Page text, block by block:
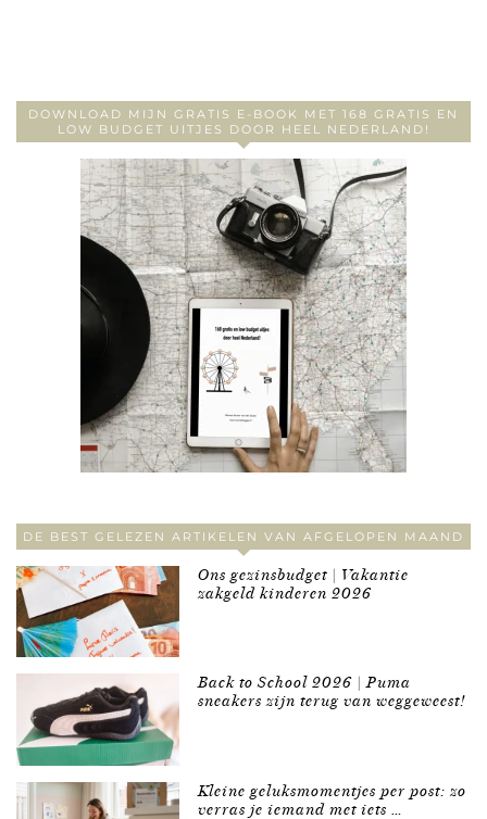
DOWNLOAD MIJN GRATIS E-BOOK MET 168 GRATIS EN
LOW BUDGET UITJES DOOR HEEL NEDERLAND!
DE BEST GELEZEN ARTIKELEN VAN AFGELOPEN MAAND
Ons gezinsbudget | Vakantie
zakgeld kinderen 2026
Back to School 2026 | Puma
sneakers zijn terug van weggeweest!
Kleine geluksmomentjes per post: zo
verras je iemand met iets …